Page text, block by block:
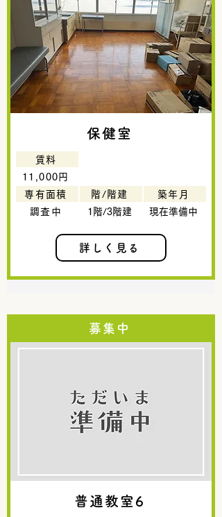
保健室
築年月
調査中
1階/3階建
11,000円
現在準備中
詳しく見る
階/階建
専有面積
賃料
普通教室6
募集中